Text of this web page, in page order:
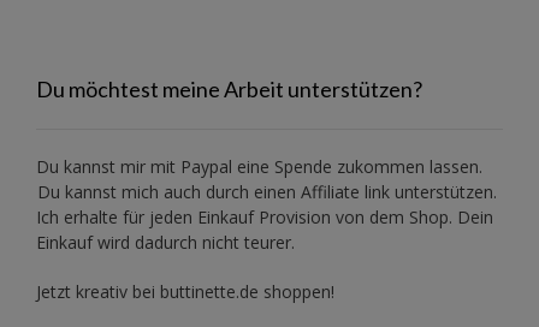
Du möchtest meine Arbeit unterstützen?
Du kannst mir mit Paypal eine Spende zukommen lassen.
Du kannst mich auch durch einen Affiliate link unterstützen.
Ich erhalte für jeden Einkauf Provision von dem Shop. Dein
Einkauf wird dadurch nicht teurer.
Jetzt kreativ bei buttinette.de shoppen!